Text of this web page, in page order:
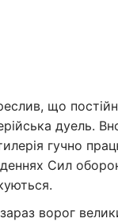
що
дуель.
гучно
Сил
ворог